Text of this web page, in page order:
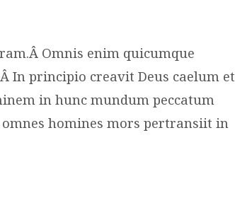
Omnis enim quicumque
In principio creavit Deus caelum et
in hunc mundum peccatum
homines mors pertransiit in